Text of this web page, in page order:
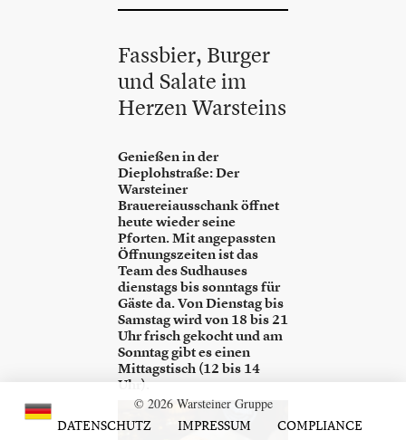
Fassbier, Burger
und Salate im
Herzen Warsteins
Genießen in der
Dieplohstraße: Der
Warsteiner
Brauereiausschank öffnet
heute wieder seine
Pforten. Mit angepassten
Öffnungszeiten ist das
Team des Sudhauses
dienstags bis sonntags für
Gäste da. Von Dienstag bis
Samstag wird von 18 bis 21
Uhr frisch gekocht und am
Sonntag gibt es einen
Mittagstisch (12 bis 14
Uhr).
© 2026 Warsteiner Gruppe
DATENSCHUTZ
IMPRESSUM COMPLIANCE